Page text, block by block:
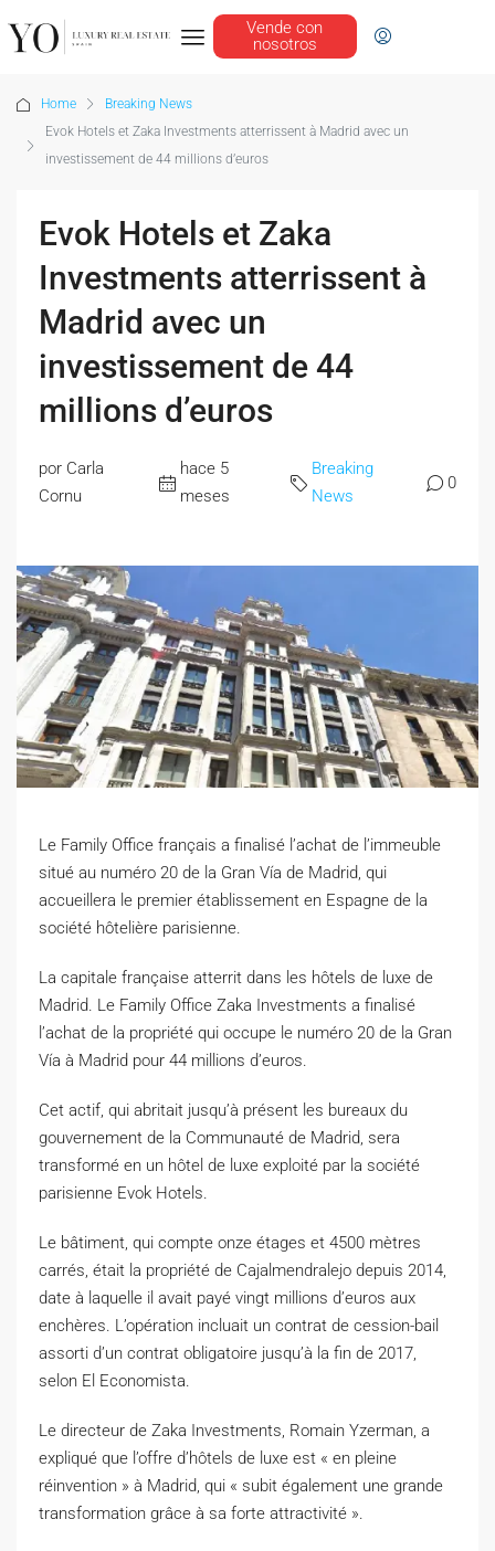
Vende con
nosotros
Home
Breaking News
Evok Hotels et Zaka Investments atterrissent à Madrid avec un
investissement de 44 millions d’euros
Evok Hotels et Zaka
Investments atterrissent à
Madrid avec un
investissement de 44
millions d’euros
por Carla
Cornu
hace 5
meses
Breaking
News
0
Le Family Office français a finalisé l’achat de l’immeuble
situé au numéro 20 de la Gran Vía de Madrid, qui
accueillera le premier établissement en Espagne de la
société hôtelière parisienne.
L a capitale française atterrit dans les hôtels de luxe de
Madrid. Le Family Office Zaka Investments a finalisé
l’achat de la propriété qui occupe le numéro 20 de la Gran
Vía à Madrid pour 44 millions d’euros.
Cet actif, qui abritait jusqu’à présent les bureaux du
gouvernement de la Communauté de Madrid, sera
transformé en un hôtel de luxe exploité par la société
parisienne Evok Hotels.
Le bâtiment, qui compte onze étages et 4500 mètres
carrés, était la propriété de Cajalmendralejo depuis 2014,
date à laquelle il avait payé vingt millions d’euros aux
enchères. L’opération incluait un contrat de cession-bail
assorti d’un contrat obligatoire jusqu’à la fin de 2017,
selon El Economista.
Le directeur de Zaka Investments, Romain Yzerman, a
expliqué que l’offre d’hôtels de luxe est « en pleine
réinvention » à Madrid, qui « subit également une grande
transformation grâce à sa forte attractivité ».